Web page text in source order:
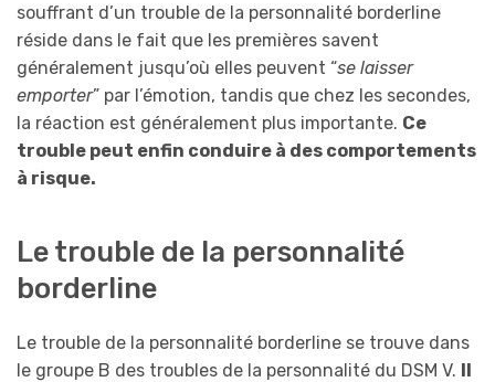
souffrant d’un trouble de la personnalité borderline
réside dans le fait que les premières savent
généralement jusqu’où elles peuvent “se laisser
emporter” par l’émotion, tandis que chez les secondes,
la réaction est généralement plus importante. Ce
trouble peut enfin conduire à des comportements
à risque.
Le trouble de la personnalité
borderline
Le trouble de la personnalité borderline se trouve dans
le groupe B des troubles de la personnalité du DSM V. Il